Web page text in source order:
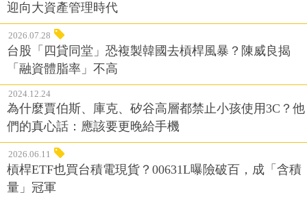
迎向大資產管理時代
2026.07.28
台股「四貸同堂」恐複製韓國去槓桿風暴？陳威良揭
「融資體脂率」不高
2024.12.24
為什麼賈伯斯、庫克、矽谷高層都禁止小孩使用3C？他
們的真心話：應該要更晚給手機
2026.06.11
槓桿ETF也買台積電現貨？00631L曝險破百，成「含積
量」冠軍